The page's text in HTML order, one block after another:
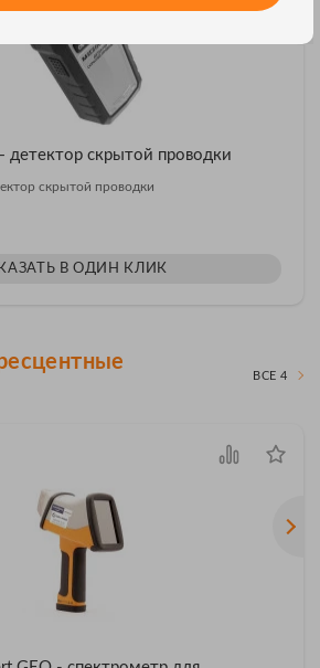
скрытой проводки
скрытой проводки
В ОДИН КЛИК
ВСЕ 4